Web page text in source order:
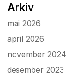
Arkiv
mai 2026
april 2026
november 2024
desember 2023